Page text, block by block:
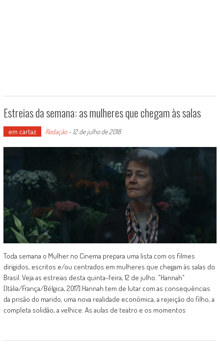
Estreias da semana: as mulheres que chegam às salas
em cartaz Redação- 12 de julho de 2018
Toda semana o Mulher no Cinema prepara uma lista com os filmes
dirigidos, escritos e/ou centrados em mulheres que chegam às salas do
Brasil. Veja as estreias desta quinta-feira, 12 de julho. "Hannah"
[Itália/França/Bélgica, 2017] Hannah tem de lutar com as consequências
da prisão do marido, uma nova realidade econômica, a rejeição do filho, a
completa solidão, a velhice. As aulas de teatro e os momentos